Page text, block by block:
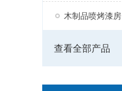
木制品喷烤漆房
查看全部产品